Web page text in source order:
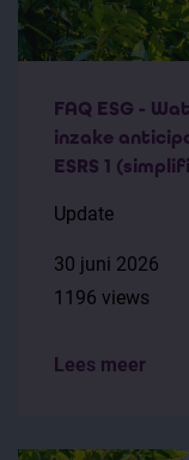
FAQ ESG -
inzake
ESRS 1
Update
30 juni 2026
1196 views
Lees meer